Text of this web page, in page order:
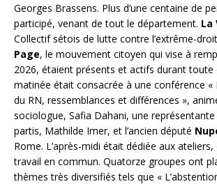
Georges Brassens. Plus d’une centaine de
participé, venant de tout le département. La
Collectif sétois de lutte contre l’extrême-
Page, le mouvement citoyen qui vise à
2026, étaient présents et actifs durant toute
matinée était consacrée à une conférence «
du RN, ressemblances et différences »,
sociologue, Safia Dahani, une
partis, Mathilde Imer, et l’ancien député
Rome. L’après-midi était dédiée aux
travail en commun. Quatorze groupes ont
thèmes très diversifiés tels que «